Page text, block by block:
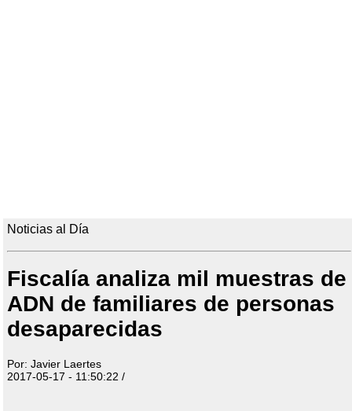
Noticias al Día
Fiscalía analiza mil muestras de
ADN de familiares de personas
desaparecidas
Por: Javier Laertes
2017-05-17 - 11:50:22 /